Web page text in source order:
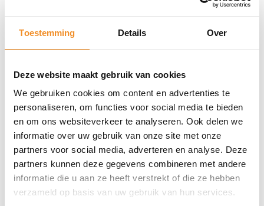
Toestemming Details Over
Deze website maakt gebruik van cookies
We gebruiken cookies om content en advertenties te
personaliseren, om functies voor social media te bieden
en om ons websiteverkeer te analyseren. Ook delen we
informatie over uw gebruik van onze site met onze
partners voor social media, adverteren en analyse. Deze
partners kunnen deze gegevens combineren met andere
informatie die u aan ze heeft verstrekt of die ze hebben
verzameld op basis van uw gebruik van hun services.
Samsung Galaxy Tab S10 FE Plus – Screenprotector
– Glas
Op werkdagen vóór 15u besteld, vandaag verzonden!
€ 14,99